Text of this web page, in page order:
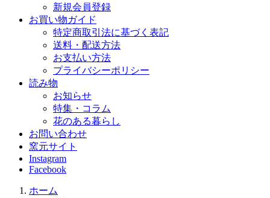
新規会員登録
お買い物ガイド
特定商取引法に基づく表記
送料・配送方法
お支払い方法
プライバシーポリシー
読み物
お知らせ
特集・コラム
花のある暮らし
お問い合わせ
窯元サイト
Instagram
Facebook
ホーム